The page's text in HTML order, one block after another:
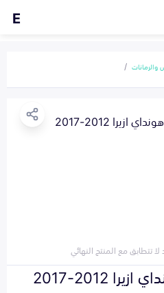
E
تتطابق مع المنتج النهائي
2012-2017